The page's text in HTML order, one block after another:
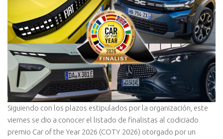
Siguiendo con los plazos estipulados por la organización, este
viernes se dio a conocer el listado de finalistas al codiciado
premio Car of the Year 2026 (COTY 2026) otorgado por un